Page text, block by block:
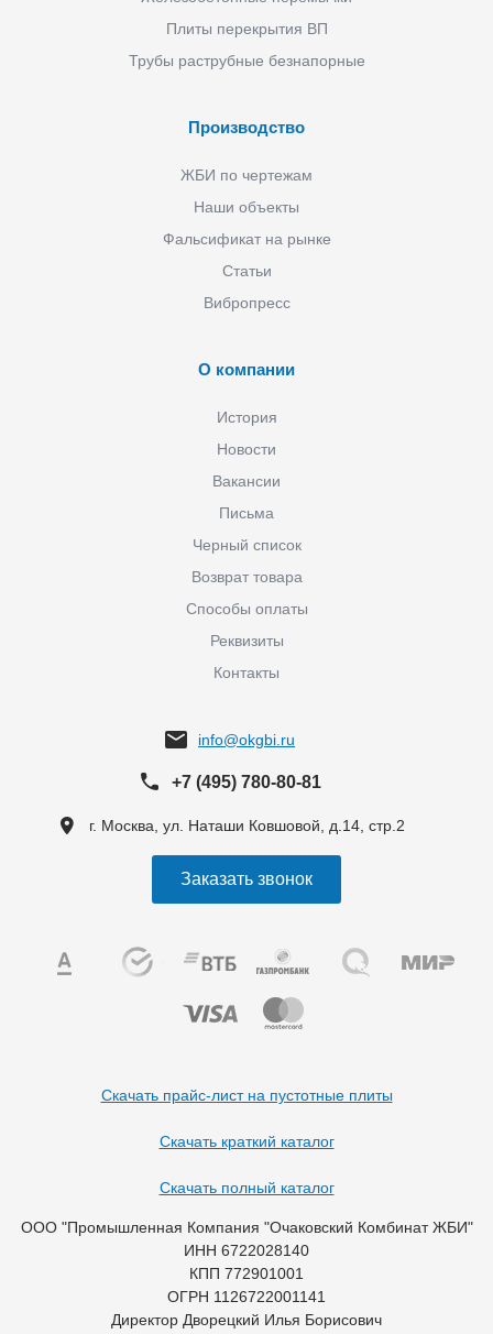
Плиты перекрытия ВП
Трубы раструбные безнапорные
Производство
ЖБИ по чертежам
Наши объекты
Фальсификат на рынке
Статьи
Вибропресс
О компании
История
Новости
Вакансии
Письма
Черный список
Возврат товара
Способы оплаты
Реквизиты
Контакты
info@okgbi.ru
+7 (495) 780-80-81
г. Москва, ул. Наташи Ковшовой, д.14, стр.2
Заказать звонок
Скачать прайс-лист на пустотные плиты
Скачать краткий каталог
Скачать полный каталог
ООО "Промышленная Компания "Очаковский Комбинат ЖБИ"
ИНН 6722028140
КПП 772901001
ОГРН 1126722001141
Директор Дворецкий Илья Борисович